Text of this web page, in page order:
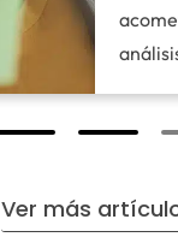
Ver más